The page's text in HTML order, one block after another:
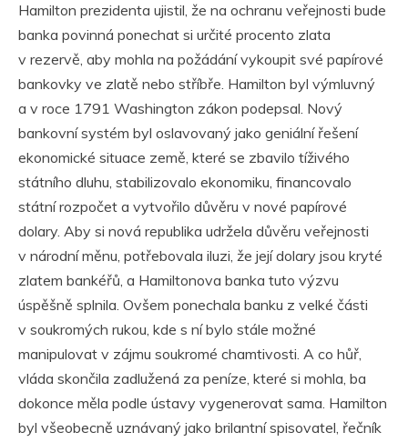
Hamilton prezidenta ujistil, že na ochranu veřejnosti bude
banka povinná ponechat si určité procento zlata
v rezervě, aby mohla na požádání vykoupit své papírové
bankovky ve zlatě nebo stříbře. Hamilton byl výmluvný
a v roce 1791 Washington zákon podepsal. Nový
bankovní systém byl oslavovaný jako geniální řešení
ekonomické situace země, které se zbavilo tíživého
státního dluhu, stabilizovalo ekonomiku, financovalo
státní rozpočet a vytvořilo důvěru v nové papírové
dolary. Aby si nová republika udržela důvěru veřejnosti
v národní měnu, potřebovala iluzi, že její dolary jsou kryté
zlatem bankéřů, a Hamiltonova banka tuto výzvu
úspěšně splnila. Ovšem ponechala banku z velké části
v soukromých rukou, kde s ní bylo stále možné
manipulovat v zájmu soukromé chamtivosti. A co hůř,
vláda skončila zadlužená za peníze, které si mohla, ba
dokonce měla podle ústavy vygenerovat sama. Hamilton
byl všeobecně uznávaný jako brilantní spisovatel, řečník